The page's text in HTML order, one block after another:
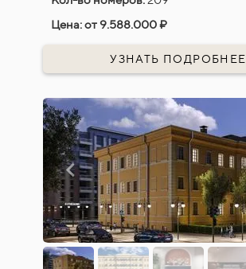
Цена:от 9.588.000 ₽
УЗНАТЬ ПОДРОБНЕЕ